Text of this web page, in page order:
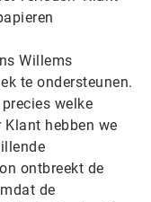
Willems
te ondersteunen.
welke
hebben we
ontbreekt de
de